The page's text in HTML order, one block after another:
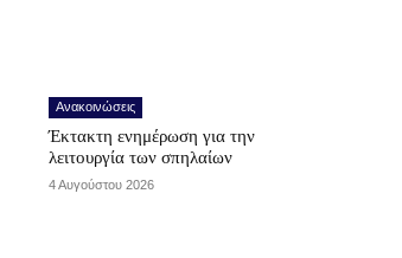
Ανακοινώσεις
Έκτακτη ενημέρωση για την
λειτουργία των σπηλαίων
4 Αυγούστου 2026